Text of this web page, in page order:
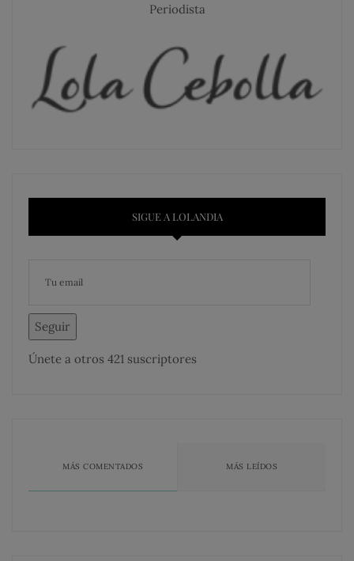
Periodista
SIGUE A LOLANDIA
Seguir
Únete a otros 421 suscriptores
MÁS COMENTADOS MÁS LEÍDOS